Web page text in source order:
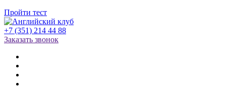
Пройти тест
+7 (351) 214 44 88
Заказать звонок